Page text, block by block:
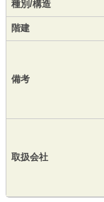
種別/構造
階建
備考
取扱会社